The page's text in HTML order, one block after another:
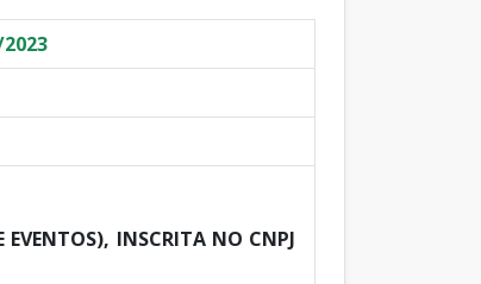
EVENTOS), INSCRITA NO CNPJ